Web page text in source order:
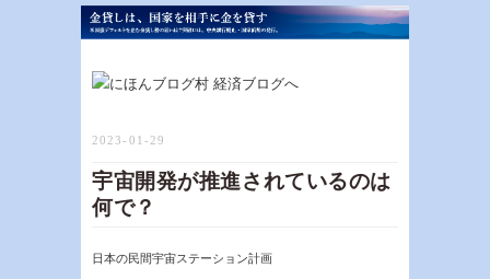
2023-01-29
宇宙開発が推進されているのは
何で？
日本の民間宇宙ステーション計画